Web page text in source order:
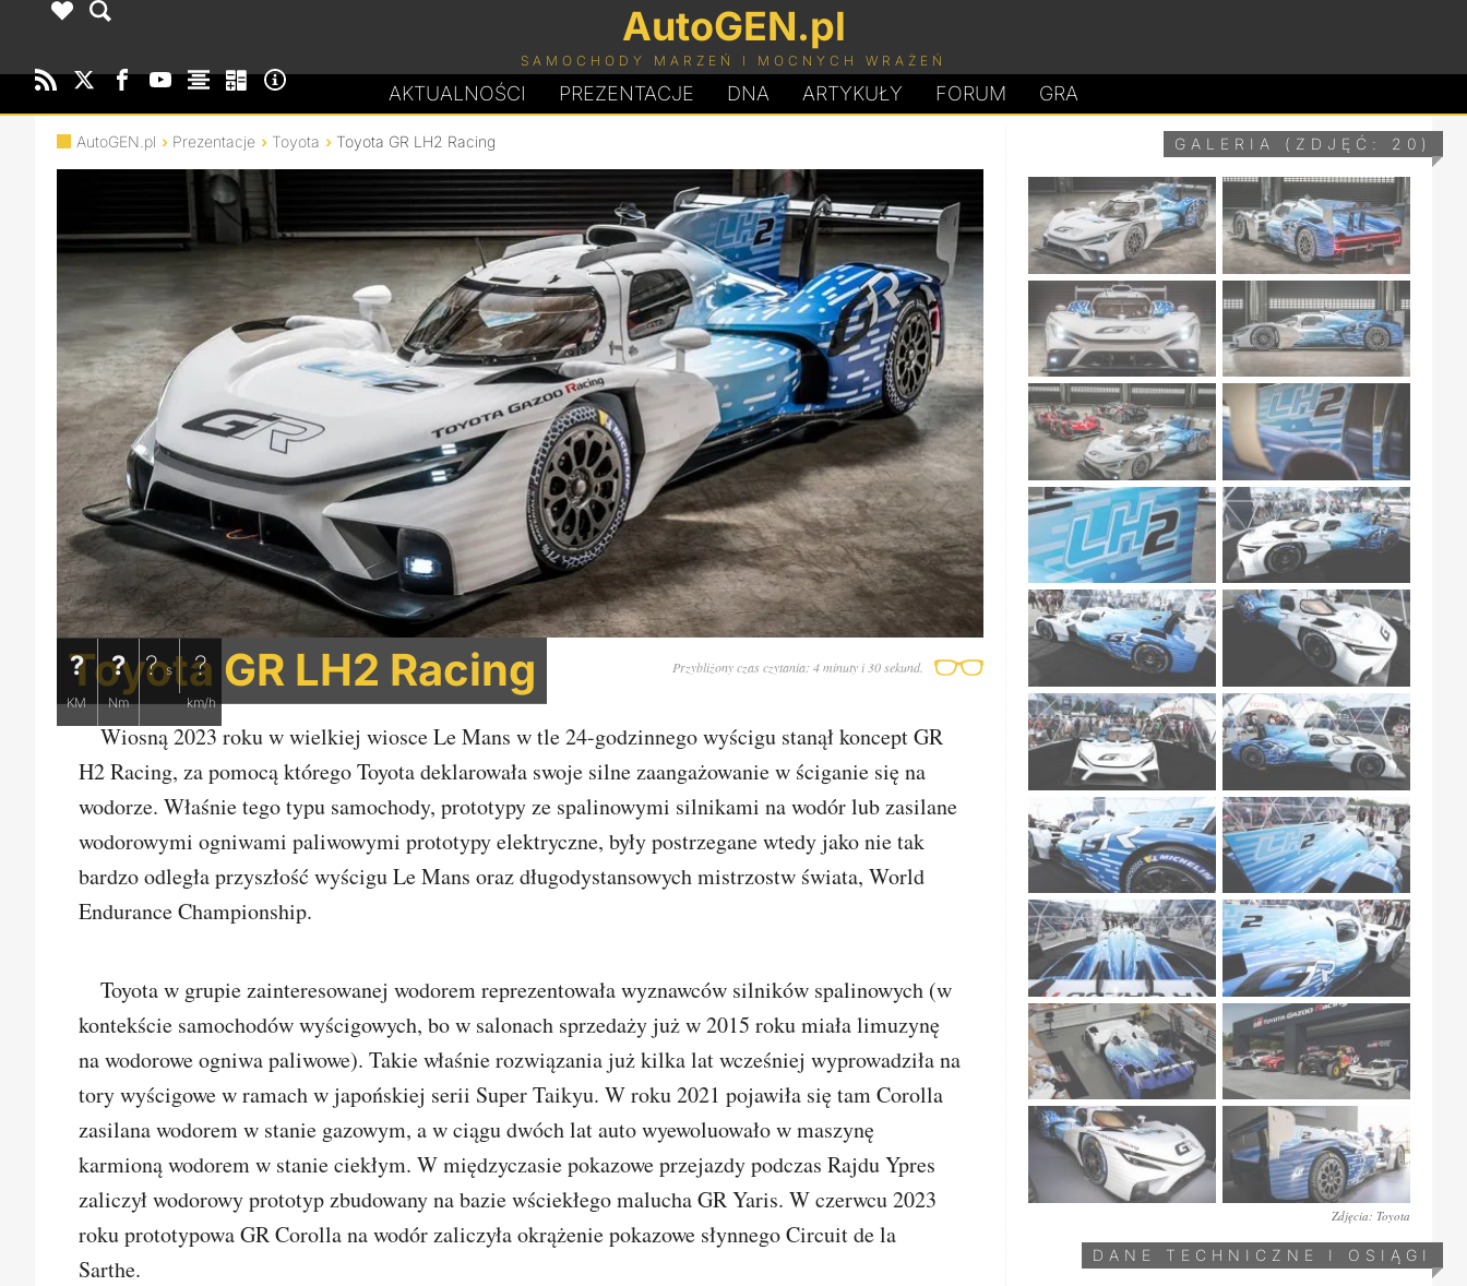
AutoGEN.pl
SAMOCHODY MARZEŃ I MOCNYCH WRAŻEŃ
AKTUALNOŚCI PREZENTACJE DNA ARTYKUŁY FORUM GRA
AutoGEN.pl Prezentacje Toyota Toyota GR LH2 Racing
Toyota GR LH2 Racing
?
KM
?
Nm
?s ?
km/h
Przybliżony czas czytania: 4 minuty i 30 sekund.
Wiosną 2023 roku w wielkiej wiosce Le Mans w tle 24-godzinnego wyścigu stanął koncept GR
H2 Racing, za pomocą którego Toyota deklarowała swoje silne zaangażowanie w ściganie się na
wodorze. Właśnie tego typu samochody, prototypy ze spalinowymi silnikami na wodór lub zasilane
wodorowymi ogniwami paliwowymi prototypy elektryczne, były postrzegane wtedy jako nie tak
bardzo odległa przyszłość wyścigu Le Mans oraz długodystansowych mistrzostw świata, World
Endurance Championship.
Toyota w grupie zainteresowanej wodorem reprezentowała wyznawców silników spalinowych (w
kontekście samochodów wyścigowych, bo w salonach sprzedaży już w 2015 roku miała limuzynę
na wodorowe ogniwa paliwowe). Takie właśnie rozwiązania już kilka lat wcześniej wyprowadziła na
tory wyścigowe w ramach w japońskiej serii Super Taikyu. W roku 2021 pojawiła się tam Corolla
zasilana wodorem w stanie gazowym, a w ciągu dwóch lat auto wyewoluowało w maszynę
karmioną wodorem w stanie ciekłym. W międzyczasie pokazowe przejazdy podczas Rajdu Ypres
zaliczył wodorowy prototyp zbudowany na bazie wściekłego malucha GR Yaris. W czerwcu 2023
roku prototypowa GR Corolla na wodór zaliczyła okrążenie pokazowe słynnego Circuit de la
Sarthe.
GALERIA (ZDJĘĆ: 20)
Zdjęcia: Toyota
DANE TECHNICZNE I OSIĄGI